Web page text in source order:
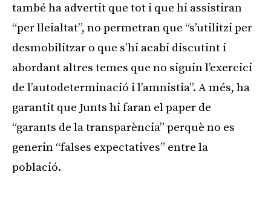
també ha advertit que tot i que hi assistiran
“per lleialtat”, no permetran que “s’utilitzi per
desmobilitzar o que s’hi acabi discutint i
abordant altres temes que no siguin l’exercici
de l’autodeterminació i l’amnistia”. A més, ha
garantit que Junts hi faran el paper de
“garants de la transparència” perquè no es
generin “falses expectatives” entre la
població.